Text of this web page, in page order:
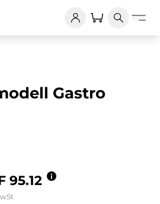
Gastro
95.12